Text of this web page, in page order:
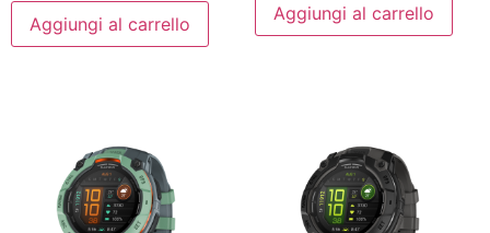
Aggiungi al carrello
Aggiungi al carrello